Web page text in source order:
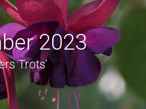
2023
Trots'